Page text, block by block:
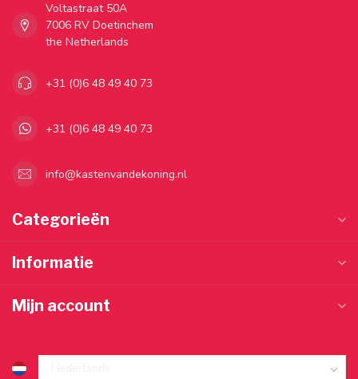
Voltastraat 50A
7006 RV Doetinchem
the Netherlands
+31 (0)6 48 49 40 73
+31 (0)6 48 49 40 73
info@kastenvandekoning.nl
Categorieën
Informatie
Mijn account